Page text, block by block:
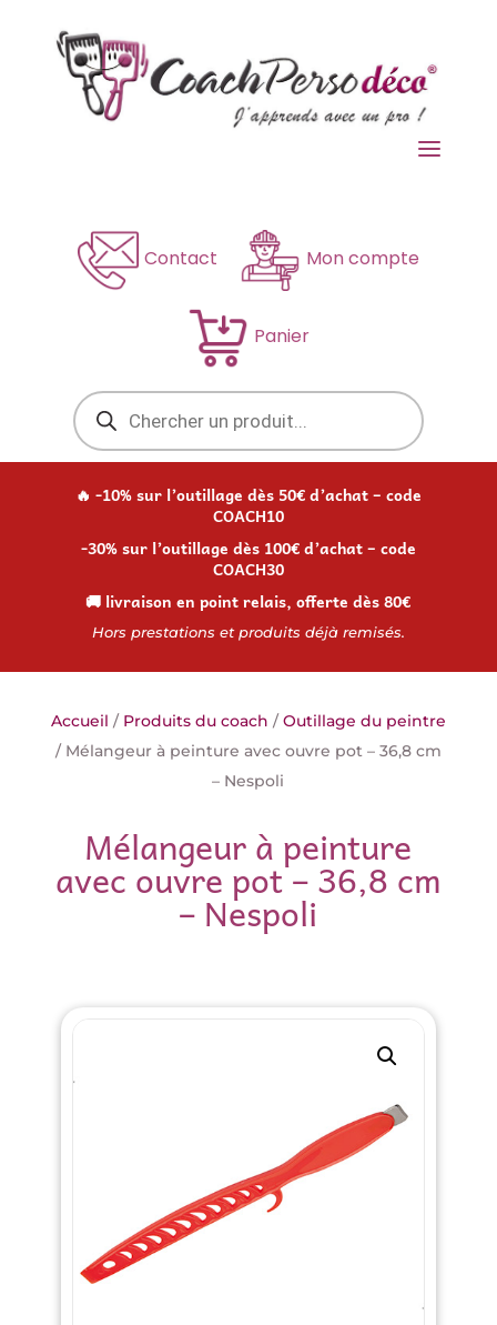
a
Contact Mon compte
Panier
Recherche
de
produits
🔥 -10% sur l’outillage dès 50€ d’achat – code
COACH10
-30% sur l’outillage dès 100€ d’achat – code
COACH30
🚚 livraison en point relais, offerte dès 80€
Hors prestations et produits déjà remisés.
Accueil / Produits du coach /Outillage du peintre
/ Mélangeur à peinture avec ouvre pot – 36,8 cm
– Nespoli
Mélangeur à peinture
avec ouvre pot – 36,8 cm
– Nespoli